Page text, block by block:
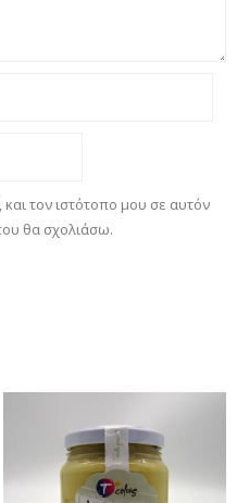
τον ιστότοπο μου σε αυτόν
θα σχολιάσω.